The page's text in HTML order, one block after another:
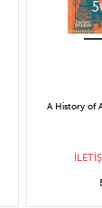
A History of